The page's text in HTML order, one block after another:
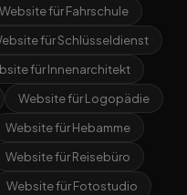
Website für Fahrschule
für Schlüsseldienst
für Innenarchitekt
Website für Logopädie
Website für Hebamme
Website für Reisebüro
Website für Fotostudio